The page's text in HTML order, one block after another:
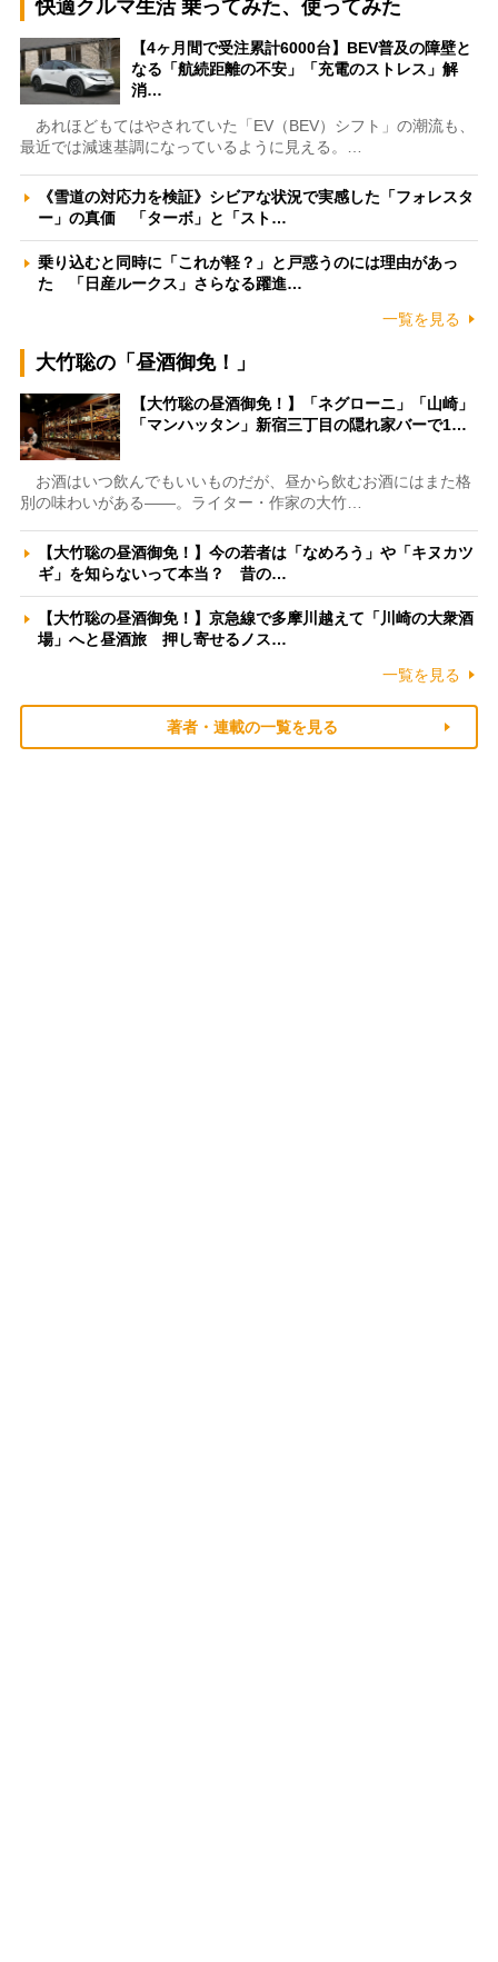
快適クルマ生活 乗ってみた、使ってみた
【4ヶ月間で受注累計6000台】BEV普及の障壁と
なる「航続距離の不安」「充電のストレス」解
消…
あれほどもてはやされていた「EV（BEV）シフト」の潮流も、
最近では減速基調になっているように見える。…
《雪道の対応力を検証》シビアな状況で実感した「フォレスタ
ー」の真価 「ターボ」と「スト…
乗り込むと同時に「これが軽？」と戸惑うのには理由があっ
た 「日産ルークス」さらなる躍進…
一覧を見る
大竹聡の「昼酒御免！」
【大竹聡の昼酒御免！】「ネグローニ」「山崎」
「マンハッタン」新宿三丁目の隠れ家バーで1…
お酒はいつ飲んでもいいものだが、昼から飲むお酒にはまた格
別の味わいがある――。ライター・作家の大竹…
【大竹聡の昼酒御免！】今の若者は「なめろう」や「キヌカツ
ギ」を知らないって本当？ 昔の…
【大竹聡の昼酒御免！】京急線で多摩川越えて「川崎の大衆酒
場」へと昼酒旅 押し寄せるノス…
一覧を見る
著者・連載の一覧を見る